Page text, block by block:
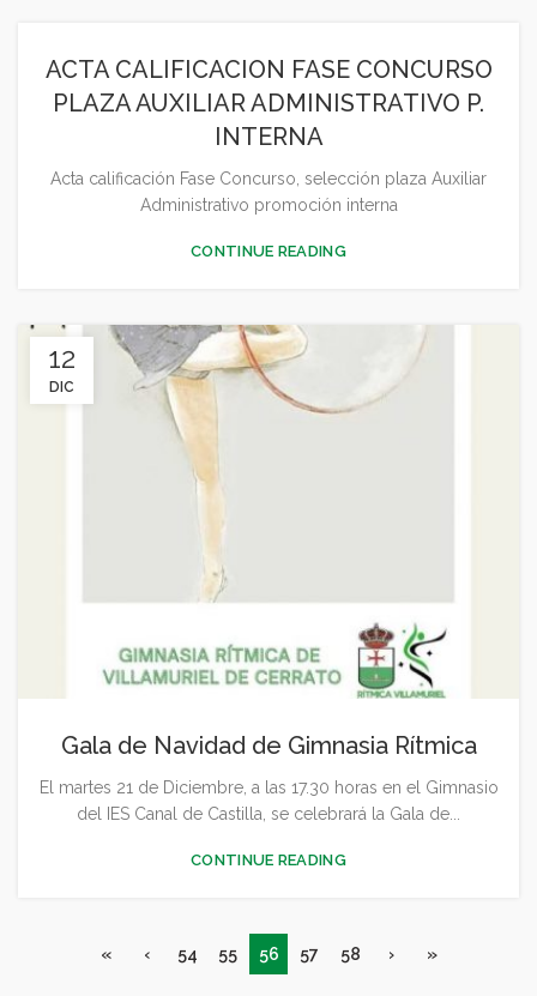
ACTA CALIFICACION FASE CONCURSO
PLAZA AUXILIAR ADMINISTRATIVO P.
INTERNA
Acta calificación Fase Concurso, selección plaza Auxiliar
Administrativo promoción interna
CONTINUE READING
12
DIC
Gala de Navidad de Gimnasia Rítmica
El martes 21 de Diciembre, a las 17.30 horas en el Gimnasio
del IES Canal de Castilla, se celebrará la Gala de...
CONTINUE READING
« ‹ 54 55 56 57 58 › »